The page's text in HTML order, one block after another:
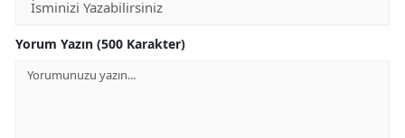
Yorum Yazın (500 Karakter)